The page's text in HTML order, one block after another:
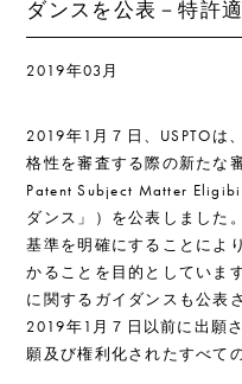
ダンスを公表－特許
2019年03月
2019年1月７日、USPTOは
格性を審査する際の新たな
Patent Subject Matter
ダンス」）を公表しました
基準を明確にすることによ
かることを目的としていま
に関するガイダンスも公表
2019年1月７日以前に出願
願及び権利化されたすべて